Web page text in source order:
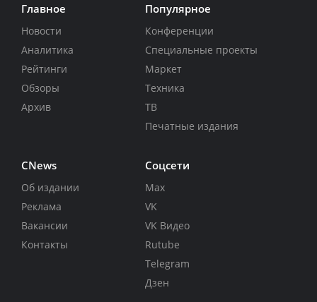
Главное
Новости
Аналитика
Рейтинги
Обзоры
Архив
Популярное
Конференции
Специальные проекты
Маркет
Техника
ТВ
Печатные издания
CNews
Об издании
Реклама
Вакансии
Контакты
Соцсети
Max
VK
VK Видео
Rutube
Telegram
Дзен